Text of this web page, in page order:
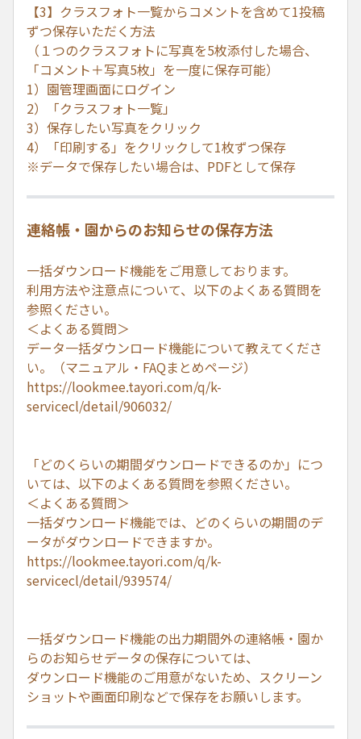
【3】クラスフォト一覧からコメントを含めて1投稿
ずつ保存いただく方法
（１つのクラスフォトに写真を5枚添付した場合、
「コメント＋写真5枚」を一度に保存可能）
1）園管理画面にログイン
2）「クラスフォト一覧」
3）保存したい写真をクリック
4）「印刷する」をクリックして1枚ずつ保存
※データで保存したい場合は、PDFとして保存
連絡帳・園からのお知らせの保存方法
一括ダウンロード機能をご用意しております。
利用方法や注意点について、以下のよくある質問を
参照ください。
＜よくある質問＞
データ一括ダウンロード機能について教えてくださ
い。（マニュアル・FAQまとめページ）
https://lookmee.tayori.com/q/k-
servicecl/detail/906032/
「どのくらいの期間ダウンロードできるのか」につ
いては、以下のよくある質問を参照ください。
＜よくある質問＞
一括ダウンロード機能では、どのくらいの期間のデ
ータがダウンロードできますか。
https://lookmee.tayori.com/q/k-
servicecl/detail/939574/
一括ダウンロード機能の出力期間外の連絡帳・園か
らのお知らせデータの保存については、
ダウンロード機能のご用意がないため、スクリーン
ショットや画面印刷などで保存をお願いします。